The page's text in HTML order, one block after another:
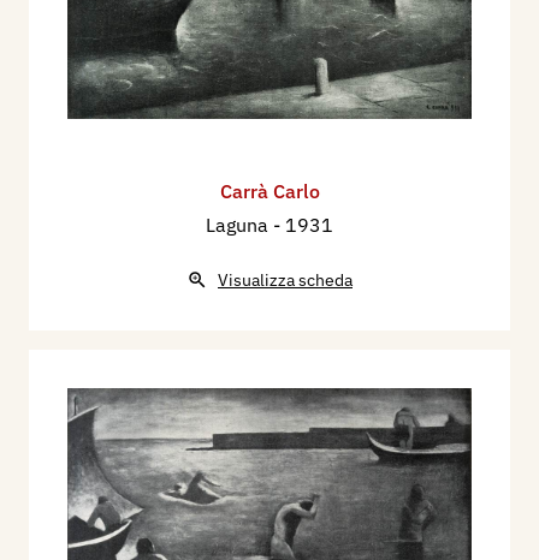
Carrà Carlo
Laguna - 1931
Visualizza scheda